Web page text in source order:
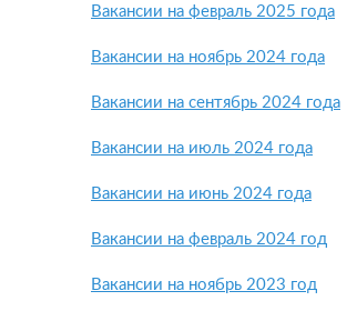
Вакансии на февраль 2025 года
Вакансии на ноябрь 2024 года
Вакансии на сентябрь 2024 года
Вакансии на июль 2024 года
Вакансии на июнь 2024 года
Вакансии на февраль 2024 год
Вакансии на ноябрь 2023 год